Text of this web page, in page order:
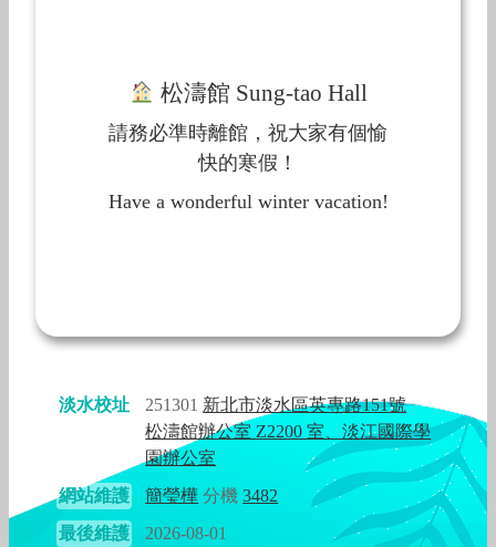
松濤館 Sung-tao Hall
請務必準時離館，祝大家有個愉
快的寒假！
Have a wonderful winter vacation!
淡水校址 251301 新北市淡水區英專路151號
松濤館辦公室 Z2200 室、淡江國際學
園辦公室
網站維護
簡瑩樺 分機3482
最後維護
2026-08-01